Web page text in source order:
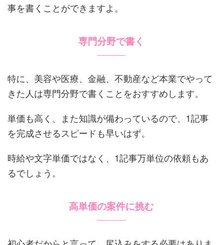
事を書くことができますよ。
専門分野で書く
特に、美容や医療、金融、不動産など本業でやって
きた人は専門分野で書くことをおすすめします。
単価も高く、また知識が備わっているので、1記事
を完成させるスピードも早いはず。
時給や文字単価ではなく、1記事万単位の依頼もあ
るでしょう。
高単価の案件に挑む